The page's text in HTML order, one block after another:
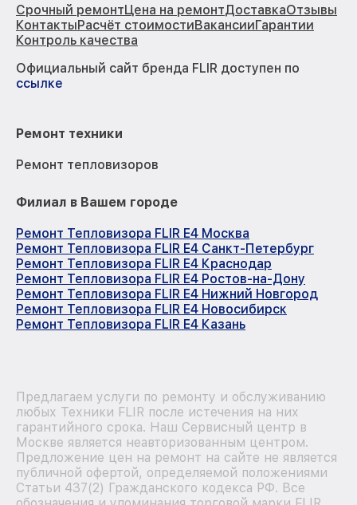
Срочный ремонтЦена на ремонтДоставкаОтзывы
КонтактыРасчёт стоимостиВакансииГарантии
Контроль качества
Официальный сайт бренда FLIR доступен по
ссылке
Ремонт техники
Ремонт тепловизоров
Филиал в Вашем городе
Ремонт Тепловизора FLIR E4 Москва
Ремонт Тепловизора FLIR E4 Санкт-Петербург
Ремонт Тепловизора FLIR E4 Краснодар
Ремонт Тепловизора FLIR E4 Ростов-на-Дону
Ремонт Тепловизора FLIR E4 Нижний Новгород
Ремонт Тепловизора FLIR E4 Новосибирск
Ремонт Тепловизора FLIR E4 Казань
Предлагаем услуги по ремонту и обслуживанию
любых Техники FLIR после истечения на них
гарантийного срока. Наш Сервисный центр в
Москве является неавторизованным центром.
Предложение цен на ремонт на сайте не является
публичной офертой, определяемой положениями
Статьи 437(2) Гражданского кодекса РФ. Все